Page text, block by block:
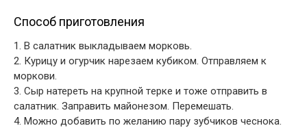
Способ приготовления
1. В салатник выкладываем морковь.
2. Курицу и огурчик нарезаем кубиком. Отправляем к
моркови.
3. Сыр натереть на крупной тeрке и тоже отправить в
салатник. Заправить майонезом. Перемешать.
4. Можно добавить по желанию пару зубчиков чеснока.